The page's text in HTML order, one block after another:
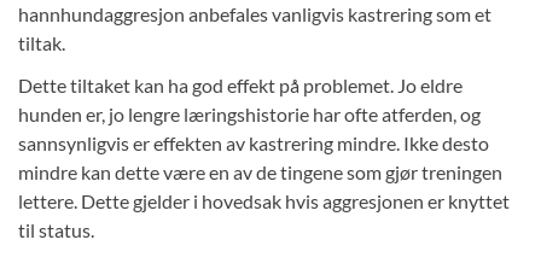
hannhundaggresjon anbefales vanligvis kastrering som et
tiltak.
Dette tiltaket kan ha god effekt på problemet. Jo eldre
hunden er, jo lengre læringshistorie har ofte atferden, og
sannsynligvis er effekten av kastrering mindre. Ikke desto
mindre kan dette være en av de tingene som gjør treningen
lettere. Dette gjelder i hovedsak hvis aggresjonen er knyttet
til status.